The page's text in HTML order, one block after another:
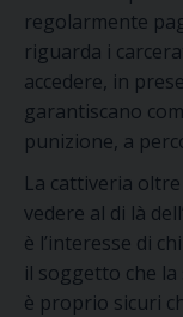
regolarmente
riguarda i
accedere, in
garantiscano
punizione, a
La cattiveria
vedere al di là
è l’interesse di
il soggetto che la
è proprio sicuri